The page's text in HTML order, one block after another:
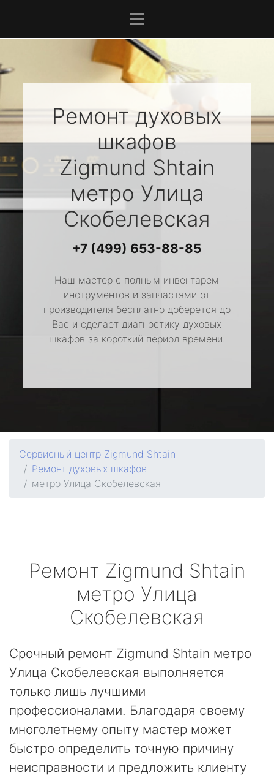
Ремонт духовых
шкафов
Zigmund Shtain
метро Улица
Скобелевская
+7 (499) 653-88-85
Наш мастер с полным инвентарем
инструментов и запчастями от
производителя бесплатно доберется до
Вас и сделает диагностику духовых
шкафов за короткий период времени.
Сервисный центр Zigmund Shtain
Ремонт духовых шкафов
метро Улица Скобелевская
Ремонт Zigmund Shtain
метро Улица
Скобелевская
Срочный ремонт Zigmund Shtain метро
Улица Скобелевская выполняется
только лишь лучшими
профессионалами. Благодаря своему
многолетнему опыту мастер может
быстро определить точную причину
неисправности и предложить клиенту